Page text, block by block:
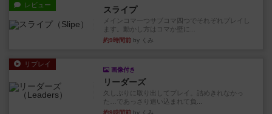
レビュー スライプ
メインコマ一つサブコマ四つでそれぞれプレイし
ます。動かし方はコマか壁に...
約9時間前 by くみ
リプレイ
画像付き
リーダーズ
久しぶりに取り出してプレイ。詰めきれなかっ
た…であっさり追い込まれて負...
約9時間前 by くみ